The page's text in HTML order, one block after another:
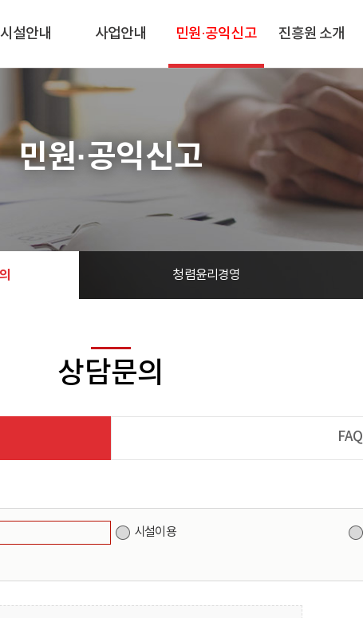
시설안내 사업안내 민원·공익신고 진흥원 소개
민원·공익신고
청렴윤리경영
상담문의
FAQ
시설이용